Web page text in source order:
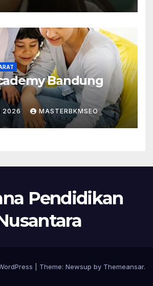
Bandung
2026 MASTERBKMSEO
Pendidikan
Theme: Newsup by Themeansar.